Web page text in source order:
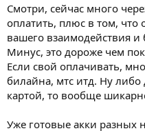
Смотри, сейчас много
оплатить, плюс в том, что
вашего взаимодействия и
Минус, это дороже чем
Если свой оплачивать,
билайна, мтс итд. Ну либо
картой, то вообще
Уже готовые акки разных